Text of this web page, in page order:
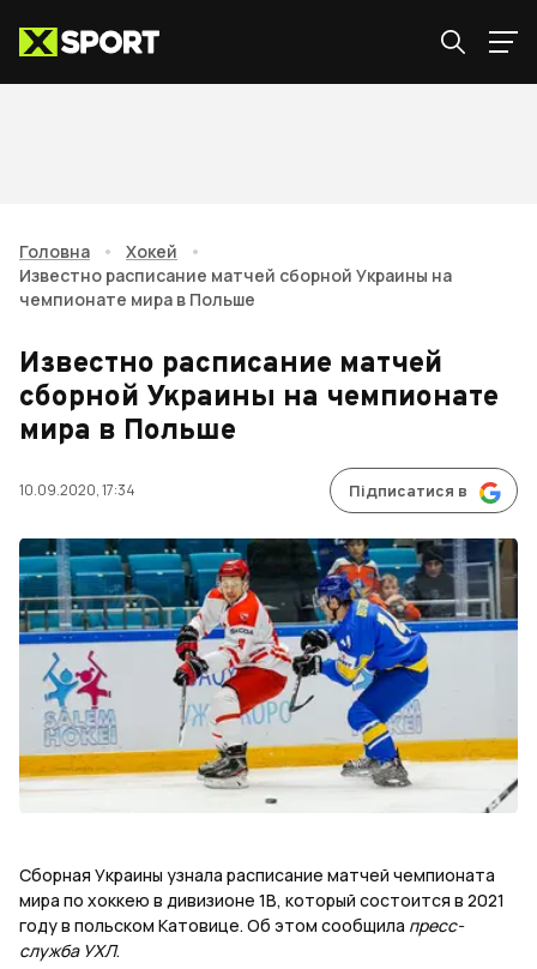
Головна • Хокей
•
Известно расписание матчей сборной Украины на
чемпионате мира в Польше
Известно расписание матчей
сборной Украины на чемпионате
мира в Польше
10.09.2020, 17:34 Підписатися в
Сборная Украины узнала расписание матчей чемпионата
мира по хоккею в дивизионе 1В, который состоится в 2021
году в польском Катовице. Об этом сообщила пресс-
служба УХЛ.